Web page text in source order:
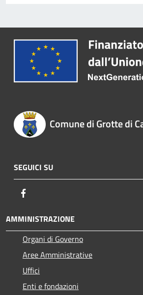
Comune di Grotte di
SEGUICI SU
AMMINISTRAZIONE
Organi di Governo
Aree Amministrative
Uffici
Enti e fondazioni